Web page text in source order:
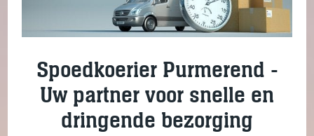
Spoedkoerier Purmerend -
Uw partner voor snelle en
dringende bezorging